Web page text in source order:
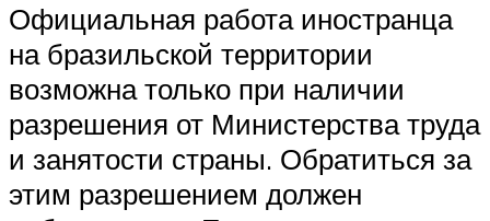
Официальная работа иностранца
на бразильской территории
возможна только при наличии
разрешения от Министерства труда
и занятости страны. Обратиться за
этим разрешением должен